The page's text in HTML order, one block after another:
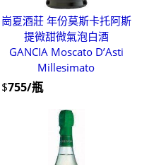
崗夏酒莊 年份莫斯卡托阿斯
提微甜微氣泡白酒
GANCIA Moscato D’Asti
Millesimato
$755/瓶